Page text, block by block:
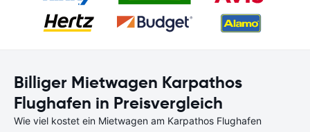
Billiger Mietwagen Karpathos
Flughafen in Preisvergleich
Wie viel kostet ein Mietwagen am Karpathos Flughafen